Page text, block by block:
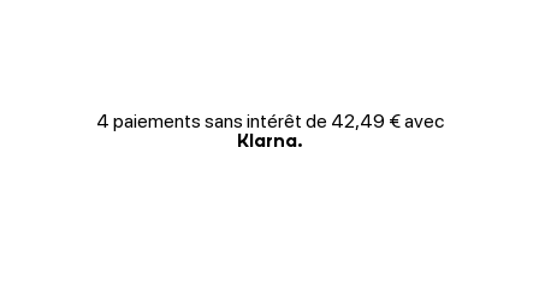
4 paiements sans intérêt de 42,49 € avec
Klarna.